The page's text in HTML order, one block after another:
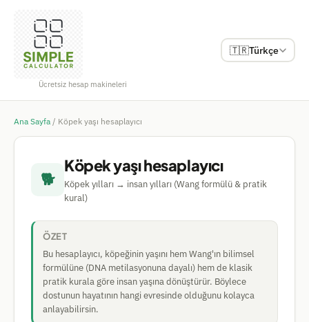
Ücretsiz hesap makineleri
🇹🇷Türkçe
Ana Sayfa / Köpek yaşı hesaplayıcı
🐕
Köpek yaşı hesaplayıcı
Köpek yılları → insan yılları (Wang formülü & pratik
kural)
ÖZET
Bu hesaplayıcı, köpeğinin yaşını hem Wang'ın bilimsel
formülüne (DNA metilasyonuna dayalı) hem de klasik
pratik kurala göre insan yaşına dönüştürür. Böylece
dostunun hayatının hangi evresinde olduğunu kolayca
anlayabilirsin.